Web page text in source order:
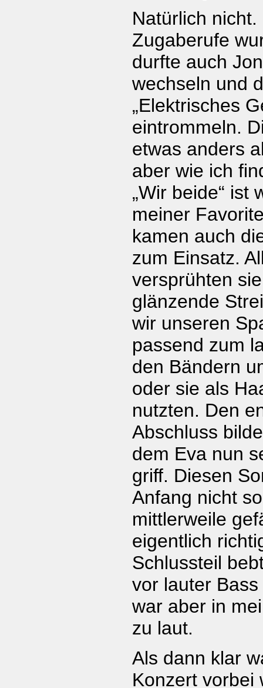
Natürlich
Zugaberufe
durfte auch
wechseln und
„Elektrisches
eintrommeln.
etwas anders
aber wie ich
„Wir beide“ ist
meiner
kamen auch
zum Einsatz.
versprühten
glänzende
wir unseren
passend zum
den Bändern
oder sie als
nutzten. Den
Abschluss
dem Eva nun
griff. Diesen
Anfang nicht
mittlerweile
eigentlich
Schlussteil
vor lauter
war aber in
zu laut.
Als dann klar
Konzert vorbei